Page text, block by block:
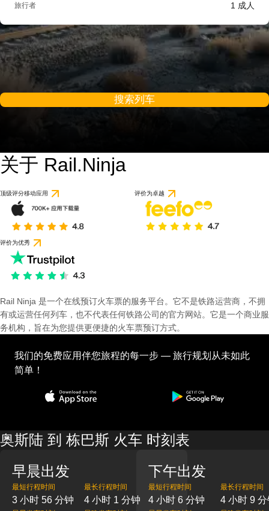
旅行者 1 成人
搜索列车
关于 Rail.Ninja
顶级评分移动应用 评价为卓越
评价为优秀
Rail Ninja 是一个在线预订火车票的服务平台。它不是铁路运营商，不拥
有或运营任何列车，也不代表任何铁路公司的官方网站。它是一个商业服
务机构，旨在为您提供更便捷的火车票预订方式。
我们的免费应用伴您旅程的每一步 — 旅行规划从未如此
简单！
奥斯陆 到 栋巴斯 火车 时刻表
早晨出发
最短行程时间
3 小时 56 分钟
最长行程时间
4 小时 1 分钟
下午出发
最短行程时间
4 小时 6 分钟
最长行程时间
4 小时 9 分